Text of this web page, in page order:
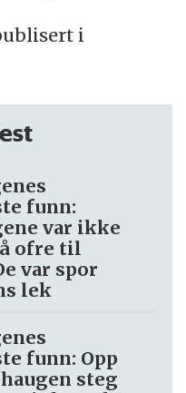
i
funn:
var ikke
ofre til
var spor
lek
funn: Opp
steg